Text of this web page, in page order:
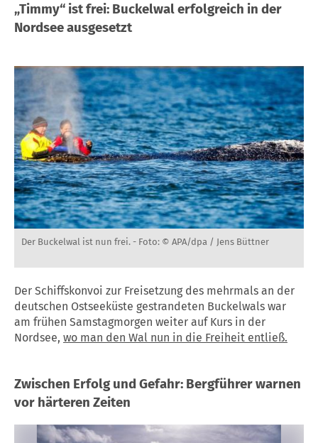
„Timmy“ ist frei: Buckelwal erfolgreich in der
Nordsee ausgesetzt
Der Buckelwal ist nun frei. - Foto: © APA/dpa / Jens Büttner
Der Schiffskonvoi zur Freisetzung des mehrmals an der
deutschen Ostseeküste gestrandeten Buckelwals war
am frühen Samstagmorgen weiter auf Kurs in der
Nordsee, wo man den Wal nun in die Freiheit entließ.
Zwischen Erfolg und Gefahr: Bergführer warnen
vor härteren Zeiten